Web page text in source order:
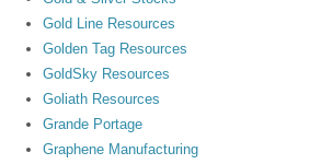
Gold Line Resources
Golden Tag Resources
GoldSky Resources
Goliath Resources
Grande Portage
Graphene Manufacturing